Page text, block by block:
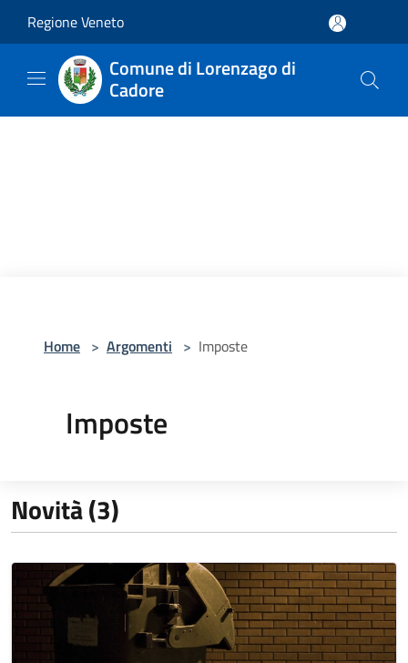
Regione Veneto
Comune di Lorenzago di
Cadore
Home > Argomenti > Imposte
Imposte
Novità (3)